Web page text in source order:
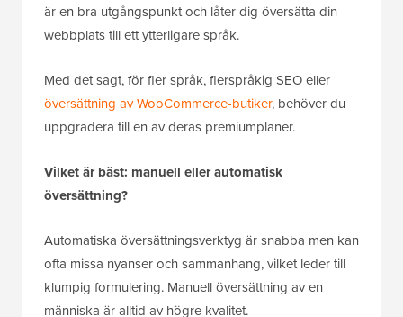
är en bra utgångspunkt och låter dig översätta din
webbplats till ett ytterligare språk.
Med det sagt, för fler språk, flerspråkig SEO eller
översättning av WooCommerce-butiker, behöver du
uppgradera till en av deras premiumplaner.
Vilket är bäst: manuell eller automatisk
översättning?
Automatiska översättningsverktyg är snabba men kan
ofta missa nyanser och sammanhang, vilket leder till
klumpig formulering. Manuell översättning av en
människa är alltid av högre kvalitet.